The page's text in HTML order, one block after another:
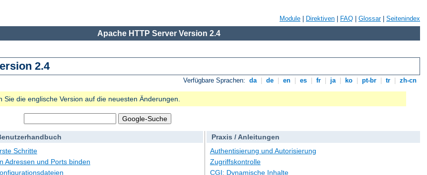
Module Direktiven FAQ Glossar| Seitenindex
Apache HTTP Server Version 2.4
2.4
Verfügbare Sprachen: da de en es fr ja ko pt-br tr zh-cn
die englische Version auf die neuesten Änderungen.
Schritte
Adressen und Ports binden
Praxis / Anleitungen
Authentisierung und Autorisierung
Zugriffskontrolle
CGI: Dynamische Inhalte